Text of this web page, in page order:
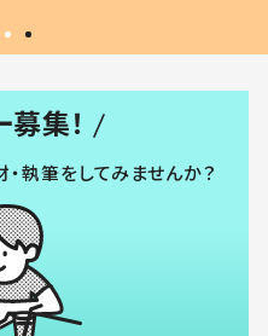
集！
執筆をしてみませんか？